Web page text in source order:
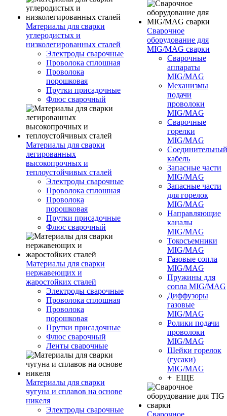
Материалы для сварки
углеродистых и
низколегированных сталей
Электроды сварочные
Проволока сплошная
Проволока
порошковая
Прутки присадочные
Флюс сварочный
Материалы для сварки
легированных
высокопрочных и
теплоустойчивых сталей
Электроды сварочные
Проволока сплошная
Проволока
порошковая
Прутки присадочные
Флюс сварочный
Материалы для сварки
нержавеющих и
жаростойких сталей
Электроды сварочные
Проволока сплошная
Проволока
порошковая
Прутки присадочные
Флюс сварочный
Ленты сварочные
Материалы для сварки
чугуна и сплавов на основе
никеля
Электроды сварочные
Сварочное
оборудование для
MIG/MAG сварки
Сварочные
аппараты
MIG/MAG
Механизмы
подачи
проволоки
MIG/MAG
Сварочные
горелки
MIG/MAG
Соединительный
кабель
Запасные части
MIG/MAG
Запасные части
для горелок
MIG/MAG
Направляющие
каналы
MIG/MAG
Токосъемники
MIG/MAG
Газовые сопла
MIG/MAG
Пружины для
сопла MIG/MAG
Диффузоры
газовые
MIG/MAG
Ролики подачи
проволоки
MIG/MAG
Шейки горелок
(гусаки)
MIG/MAG
+ ЕЩЕ
Сварочное